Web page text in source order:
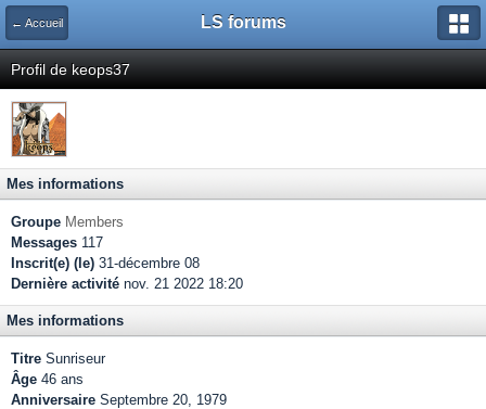
← Accueil LS forums
Profil de keops37
Mes informations
Groupe Members
Messages 117
Inscrit(e) (le) 31-décembre 08
Dernière activité nov. 21 2022 18:20
Mes informations
Titre Sunriseur
Âge 46 ans
Anniversaire Septembre 20, 1979